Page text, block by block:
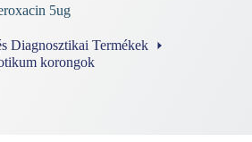
5ug
Diagnosztikai Termékek
korongok